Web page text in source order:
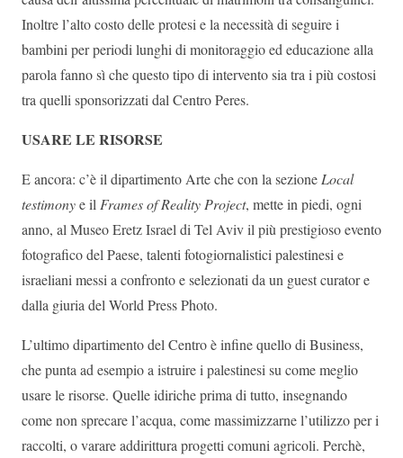
Inoltre l’alto costo delle protesi e la necessità di seguire i
bambini per periodi lunghi di monitoraggio ed educazione alla
parola fanno sì che questo tipo di intervento sia tra i più costosi
tra quelli sponsorizzati dal Centro Peres.
USARE LE RISORSE
E ancora: c’è il dipartimento Arte che con la sezione Local
testimonye il Frames of Reality Project, mette in piedi, ogni
anno, al Museo Eretz Israel di Tel Aviv il più prestigioso evento
fotografico del Paese, talenti fotogiornalistici palestinesi e
israeliani messi a confronto e selezionati da un guest curator e
dalla giuria del World Press Photo.
L’ultimo dipartimento del Centro è infine quello di Business,
che punta ad esempio a istruire i palestinesi su come meglio
usare le risorse. Quelle idiriche prima di tutto, insegnando
come non sprecare l’acqua, come massimizzarne l’utilizzo per i
raccolti, o varare addirittura progetti comuni agricoli. Perchè,